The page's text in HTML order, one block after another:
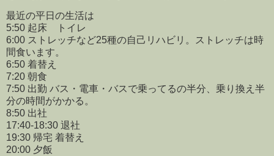
最近の平日の生活は
5:50 起床 トイレ
6:00 ストレッチなど25種の自己リハビリ。ストレッチは時
間食います。
6:50 着替え
7:20 朝食
7:50 出勤 バス・電車・バスで乗ってるの半分、乗り換え半
分の時間がかかる。
8:50 出社
17:40-18:30 退社
19:30 帰宅 着替え
20:00 夕飯